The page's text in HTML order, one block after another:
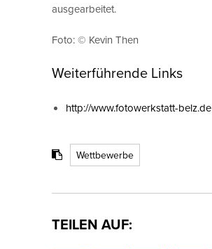
ausgearbeitet.
Foto: © Kevin Then
Weiterführende Links
http://www.fotowerkstatt-belz.de
Wettbewerbe
TEILEN AUF: